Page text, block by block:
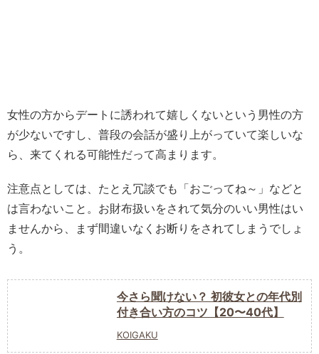
女性の方からデートに誘われて嬉しくないという男性の方
が少ないですし、普段の会話が盛り上がっていて楽しいな
ら、来てくれる可能性だって高まります。
注意点としては、たとえ冗談でも「おごってね～」などと
は言わないこと。お財布扱いをされて気分のいい男性はい
ませんから、まず間違いなくお断りをされてしまうでしょ
う。
今さら聞けない？ 初彼女との年代別
付き合い方のコツ【20〜40代】
KOIGAKU